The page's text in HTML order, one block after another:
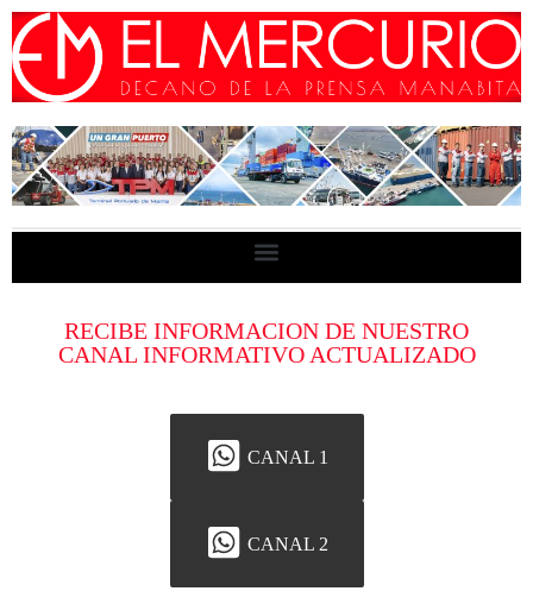
RECIBE INFORMACION DE NUESTRO
CANAL INFORMATIVO ACTUALIZADO
CANAL 1
CANAL 2